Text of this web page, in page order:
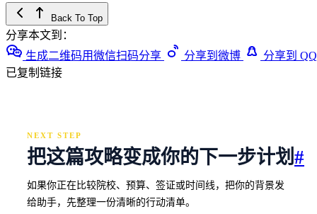
Back To Top
分享本文到：
生成二维码用微信扫码分享
分享到微博 分享到 QQ
已复制链接
NEXT STEP
把这篇攻略变成你的下一步计划#
如果你正在比较院校、预算、签证或时间线，把你的背景发
给助手，先整理一份清晰的行动清单。